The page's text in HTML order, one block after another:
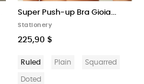
Super Push-up Bra Gioia...
Stationery
225,90 $
Ruled Plain Squarred
Doted